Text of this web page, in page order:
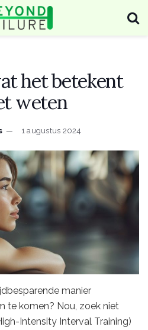
het betekent
weten
1 augustus 2024
manier
te komen? Nou, zoek niet
Intensity Interval Training)